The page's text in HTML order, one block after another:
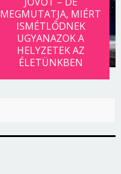
MEGMUTATJA, MIÉRT
ISMÉTLŐDNEK
UGYANAZOK A
HELYZETEK AZ
ÉLETÜNKBEN